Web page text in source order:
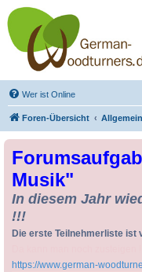
Drechseln und
Kunsthandwerk -
German-
*Forum
Der Treffpunkt für Drechsler und
Wer ist Online
Foren-Übersicht
Musik"
In diesem Jahr
!!!
Die erste Teilnehmerliste ist
https://www.german-